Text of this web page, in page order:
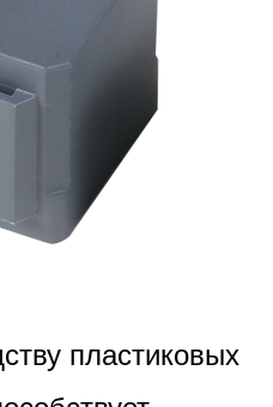
пластиковых